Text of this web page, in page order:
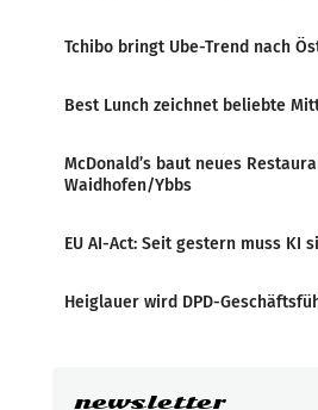
Tchibo bringt Ube-Trend nach
Best Lunch zeichnet beliebte
McDonald’s baut neues
Waidhofen/Ybbs
EU AI-Act: Seit gestern muss KI
Heiglauer wird DPD-
newsletter